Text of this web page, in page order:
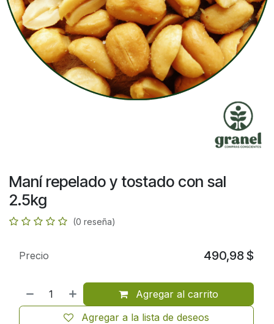
Maní repelado y tostado con sal
2.5kg
(0 reseña)
Agregar al carrito
Agregar a la lista de deseos
Precio 490,98$